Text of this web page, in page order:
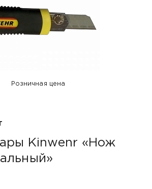
Розничная цена
Kinwenr «Нож